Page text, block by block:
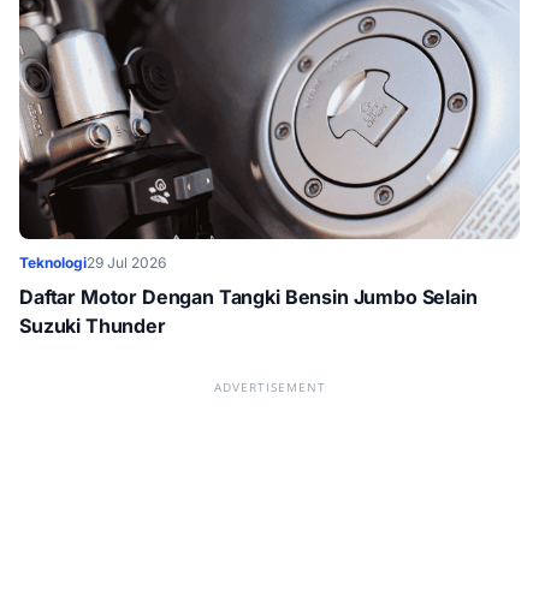
Teknologi29 Jul 2026
Daftar Motor Dengan Tangki Bensin Jumbo Selain
Suzuki Thunder
ADVERTISEMENT